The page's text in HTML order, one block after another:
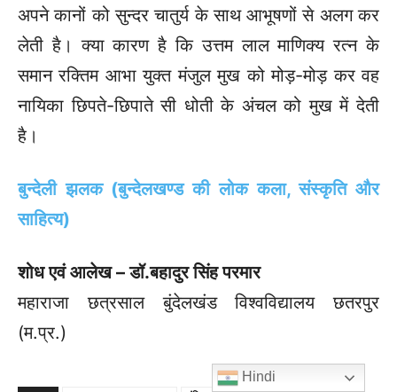
अपने कानों को सुन्दर चातुर्य के साथ आभूषणों से अलग कर
लेती है। क्या कारण है कि उत्तम लाल माणिक्य रत्न के
समान रक्तिम आभा युक्त मंजुल मुख को मोड़-मोड़ कर वह
नायिका छिपते-छिपाते सी धोती के अंचल को मुख में देती
है।
बुन्देली झलक (बुन्देलखण्ड की लोक कला, संस्कृति और
साहित्य)
शोध एवं आलेख – डॉ.बहादुर सिंह परमार
महाराजा छत्रसाल बुंदेलखंड विश्वविद्यालय छतरपुर
(म.प्र.)
Hindi